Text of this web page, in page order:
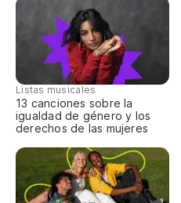
Listas musicales
13 canciones sobre la
igualdad de género y los
derechos de las mujeres